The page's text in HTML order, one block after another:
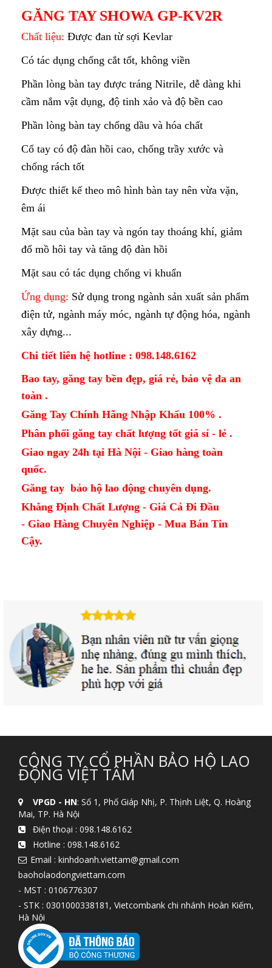
GĂNG TAY SHOWA GP-KV2R
Chất liệu: Được đan từ sợi Kevlar
Có tác dụng chống cắt tốt, không viền
Phần lòng bàn tay được tráng Nitrile, dễ dàng khi
cầm nắm vật dụng, độ tinh xảo và độ bền cao
Phần lòng bàn tay chống dầu và hóa chất
Cổ tay có độ đàn hồi cao, chống trầy xước và
chống rách tốt
Được thiết kế theo mô hình bàn tay nên vừa vặn,
êm ái
Mặt sau của bàn tay và ngón tay thoáng khí, giảm
đổ mồ hôi tay và tăng độ đàn hồi
Mặt sau có tác dụng chống vi khuẩn
Ứng dụng: Sử dụng trong ngành sản xuất sản phẩm
điện tử, ngành máy móc, ngành tự động hóa, ngành
xây dựng...
Chi tiết liên hệ hotline : 098.148.6162
Bao tay, găng tay bền đẹp, giá rẻ, bảo vệ da an
toàn .
Găng Tay Chính Hãng Nhập Khẩu 100% .
Phân phối găng tay chất lượng tốt giá sỉ - lẻ .
Giao ngay 24h tại Hà Nội - Giao hàng toàn
quốc.
Găng tay bảo hộ lao động chuyên dụng.
Khẳng Định Chất Lượng - Giá Cả Đi Đầu
- Giao Hàng Chuyên Nghiệp - Mua Bán Tin
Cậy.
CÔNG TY CỔ PHẦN BẢO HỘ LAO
ĐỘNG VIỆT TÂM
VPGD - HN: Số 1, Phố Giáp Nhị, P. Thịnh Liệt, Q. Hoàng
Mai, TP. Hà Nội
Điện thoại : 098.148.6162
Hotline : 098.148.6162
Email : kinhdoanh.viettam@gmail.com
baoholaodongviettam.com
- MST : 0106776307
- STK : 0301000338181, Vietcombank chi nhánh Hoàn Kiếm,
Hà Nội